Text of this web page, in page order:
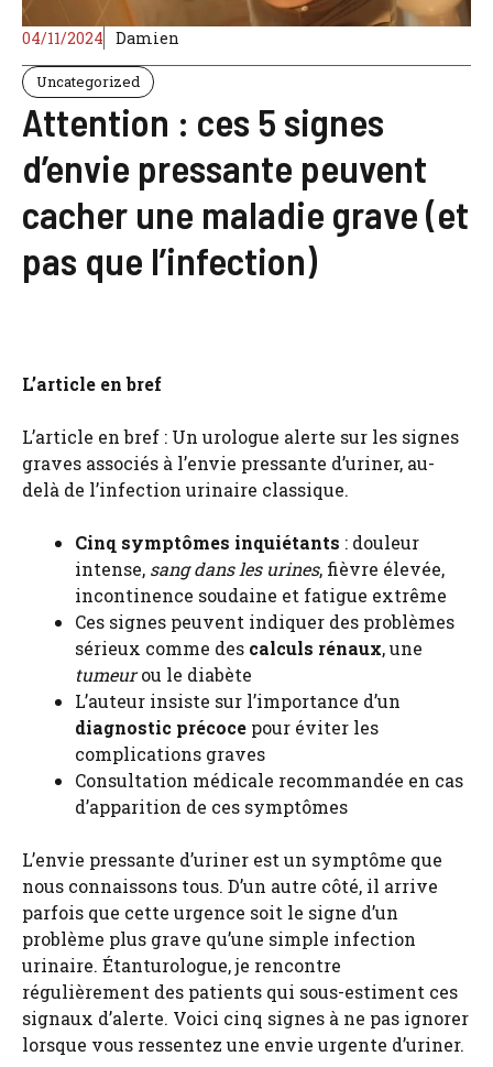
04/11/2024 Damien
Uncategorized
Attention : ces 5 signes
d’envie pressante peuvent
cacher une maladie grave (et
pas que l’infection)
L’article en bref
L’article en bref : Un urologue alerte sur les signes
graves associés à l’envie pressante d’uriner, au-
delà de l’infection urinaire classique.
Cinq symptômes inquiétants : douleur
intense, sang dans les urines, fièvre élevée,
incontinence soudaine et fatigue extrême
Ces signes peuvent indiquer des problèmes
sérieux comme des calculs rénaux, une
tumeurou le diabète
L’auteur insiste sur l’importance d’un
diagnostic précoce pour éviter les
complications graves
Consultation médicale recommandée en cas
d’apparition de ces symptômes
L’envie pressante d’uriner est un symptôme que
nous connaissons tous. D’un autre côté, il arrive
parfois que cette urgence soit le signe d’un
problème plus grave qu’une simple infection
urinaire. Étanturologue, je rencontre
régulièrement des patients qui sous-estiment ces
signaux d’alerte. Voici cinq signes à ne pas ignorer
lorsque vous ressentez une envie urgente d’uriner.